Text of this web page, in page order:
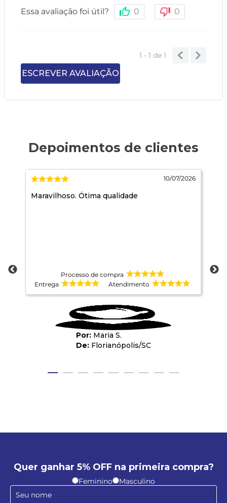
Essa avaliação foi útil?
0 0
1 - 1de 1
ESCREVER AVALIAÇÃO
10/07/2026
Maravilhoso. Ótima qualidade
Processo de compra
Entrega
Atendimento
Maria S.
Florianópolis/SC
Quer ganhar 5% OFF na primeira compra?
Feminino Masculino